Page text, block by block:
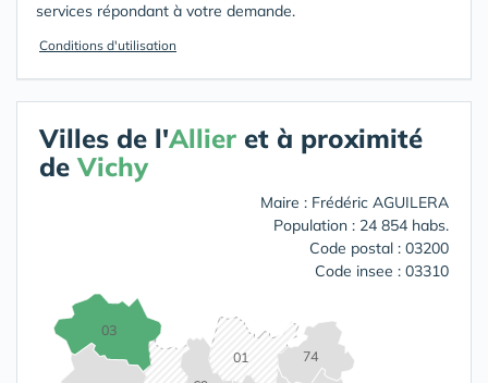
services répondant à votre demande.
Conditions d'utilisation
Villes de l'Allier et à proximité
de Vichy
Maire : Frédéric AGUILERA
Population : 24 854 habs.
Code postal : 03200
Code insee : 03310
01
03
74